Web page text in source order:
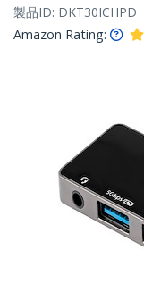
製品ID: DKT30ICHPD
Amazon Rating: